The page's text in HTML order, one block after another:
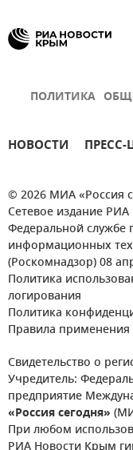
ПОЛИТИКА
НОВОСТИ ПРЕСС-
© 2026 МИА «Россия
Сетевое издание
Федеральной службе
информационных
(Роскомнадзор) 08
Политика
логирования
Политика
Правила
Свидетельство о
Учредитель:
предприятие
«Россия сегодня»
При любом